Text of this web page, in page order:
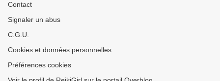
Contact
Signaler un abus
C.G.U.
Cookies et données personnelles
Préférences cookies